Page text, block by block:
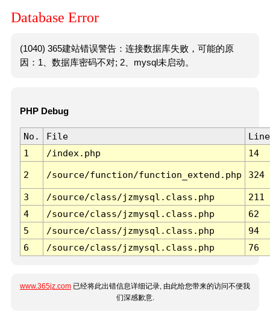
Database Error
(1040) 365建站错误警告：连接数据库失败，可能的原
因：1、数据库密码不对; 2、mysql未启动。
PHP Debug
No. File
Line
1
/index.php 14
2 /source/function/function_extend.php 324
3 /source/class/jzmysql.class.php
211
4
/source/class/jzmysql.class.php
62
5
/source/class/jzmysql.class.php
94
6
/source/class/jzmysql.class.php 76
www.365jz.com 已经将此出错信息详细记录, 由此给您带来的访问不便我
们深感歉意.